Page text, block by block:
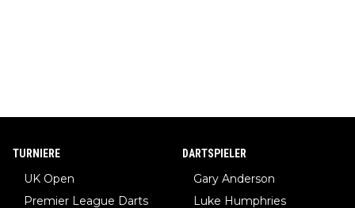
TURNIERE
UK Open
Premier League Darts
DARTSPIELER
Gary Anderson
Luke Humphries